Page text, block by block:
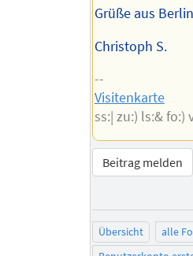
Grüße aus Berlin
Christoph S.
--
Visitenkarte
ss:| zu:) ls:& fo:)
Beitrag melden
Übersicht alle